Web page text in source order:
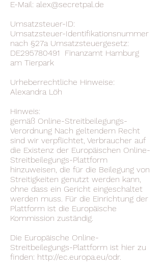
E-Mail: alex@secretpal.de
Umsatzsteuer-ID:
Umsatzsteuer-Identifikationsnummer
nach §27a Umsatzsteuergesetz:
DE295780491 Finanzamt Hamburg
am Tierpark
Urheberrechtliche Hinweise:
Alexandra Löh
Hinweis:
gemäß Online-Streitbeilegungs-
Verordnung Nach geltendem Recht
sind wir verpflichtet, Verbraucher auf
die Existenz der Europäischen Online-
Streitbeilegungs-Plattform
hinzuweisen, die für die Beilegung von
Streitigkeiten genutzt werden kann,
ohne dass ein Gericht eingeschaltet
werden muss. Für die Einrichtung der
Plattform ist die Europäische
Kommission zuständig.
Die Europäische Online-
Streitbeilegungs-Plattform ist hier zu
finden: http://ec.europa.eu/odr.